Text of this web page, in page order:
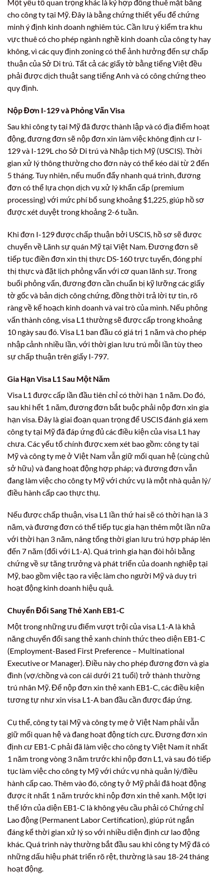
Một yếu tố quan trọng khác là ký hợp đồng thuê mặt bằng
cho công ty tại Mỹ. Đây là bằng chứng thiết yếu để chứng
minh ý định kinh doanh nghiêm túc. Cần lưu ý kiểm tra khu
vực thuê có cho phép ngành nghề kinh doanh của công ty hay
không, vì các quy định zoning có thể ảnh hưởng đến sự chấp
thuận của Sở Di trú. Tất cả các giấy tờ bằng tiếng Việt đều
phải được dịch thuật sang tiếng Anh và có công chứng theo
quy định.
Nộp Đơn I-129 và Phỏng Vấn Visa
Sau khi công ty tại Mỹ đã được thành lập và có địa điểm hoạt
động, đương đơn sẽ nộp đơn xin làm việc không định cư I-
129 và I-129L cho Sở Di trú và Nhập tịch Mỹ (USCIS). Thời
gian xử lý thông thường cho đơn này có thể kéo dài từ 2 đến
5 tháng. Tuy nhiên, nếu muốn đẩy nhanh quá trình, đương
đơn có thể lựa chọn dịch vụ xử lý khẩn cấp (premium
processing) với mức phí bổ sung khoảng $1,225, giúp hồ sơ
được xét duyệt trong khoảng 2-6 tuần.
Khi đơn I-129 được chấp thuận bởi USCIS, hồ sơ sẽ được
chuyển về Lãnh sự quán Mỹ tại Việt Nam. Đương đơn sẽ
tiếp tục điền đơn xin thị thực DS-160 trực tuyến, đóng phí
thị thực và đặt lịch phỏng vấn với cơ quan lãnh sự. Trong
buổi phỏng vấn, đương đơn cần chuẩn bị kỹ lưỡng các giấy
tờ gốc và bản dịch công chứng, đồng thời trả lời tự tin, rõ
ràng về kế hoạch kinh doanh và vai trò của mình. Nếu phỏng
vấn thành công, visa L1 thường sẽ được cấp trong khoảng
10 ngày sau đó. Visa L1 ban đầu có giá trị 1 năm và cho phép
nhập cảnh nhiều lần, với thời gian lưu trú mỗi lần tùy theo
sự chấp thuận trên giấy I-797.
Gia Hạn Visa L1 Sau Một Năm
Visa L1 được cấp lần đầu tiên chỉ có thời hạn 1 năm. Do đó,
sau khi hết 1 năm, đương đơn bắt buộc phải nộp đơn xin gia
hạn visa. Đây là giai đoạn quan trọng để USCIS đánh giá xem
công ty tại Mỹ đã đáp ứng đủ các điều kiện của visa L1 hay
chưa. Các yếu tố chính được xem xét bao gồm: công ty tại
Mỹ và công ty mẹ ở Việt Nam vẫn giữ mối quan hệ (cùng chủ
sở hữu) và đang hoạt động hợp pháp; và đương đơn vẫn
đang làm việc cho công ty Mỹ với chức vụ là một nhà quản lý/
điều hành cấp cao thực thụ.
Nếu được chấp thuận, visa L1 lần thứ hai sẽ có thời hạn là 3
năm, và đương đơn có thể tiếp tục gia hạn thêm một lần nữa
với thời hạn 3 năm, nâng tổng thời gian lưu trú hợp pháp lên
đến 7 năm (đối với L1-A). Quá trình gia hạn đòi hỏi bằng
chứng về sự tăng trưởng và phát triển của doanh nghiệp tại
Mỹ, bao gồm việc tạo ra việc làm cho người Mỹ và duy trì
hoạt động kinh doanh hiệu quả.
Chuyển Đổi Sang Thẻ Xanh EB1-C
Một trong những ưu điểm vượt trội của visa L1-A là khả
năng chuyển đổi sang thẻ xanh chính thức theo diện EB1-C
(Employment-Based First Preference – Multinational
Executive or Manager). Điều này cho phép đương đơn và gia
đình (vợ/chồng và con cái dưới 21 tuổi) trở thành thường
trú nhân Mỹ. Để nộp đơn xin thẻ xanh EB1-C, các điều kiện
tương tự như xin visa L1-A ban đầu cần được đáp ứng.
Cụ thể, công ty tại Mỹ và công ty mẹ ở Việt Nam phải vẫn
giữ mối quan hệ và đang hoạt động tích cực. Đương đơn xin
định cư EB1-C phải đã làm việc cho công ty Việt Nam ít nhất
1 năm trong vòng 3 năm trước khi nộp đơn L1, và sau đó tiếp
tục làm việc cho công ty Mỹ với chức vụ nhà quản lý/điều
hành cấp cao. Thêm vào đó, công ty ở Mỹ phải đã hoạt động
được ít nhất 1 năm trước khi nộp đơn xin thẻ xanh. Một lợi
thế lớn của diện EB1-C là không yêu cầu phải có Chứng chỉ
Lao động (Permanent Labor Certification), giúp rút ngắn
đáng kể thời gian xử lý so với nhiều diện định cư lao động
khác. Quá trình này thường bắt đầu sau khi công ty Mỹ đã có
những dấu hiệu phát triển rõ rệt, thường là sau 18-24 tháng
hoạt động.